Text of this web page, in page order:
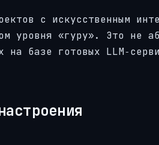
с искусственным
уровня «гуру». Это не
на базе готовых